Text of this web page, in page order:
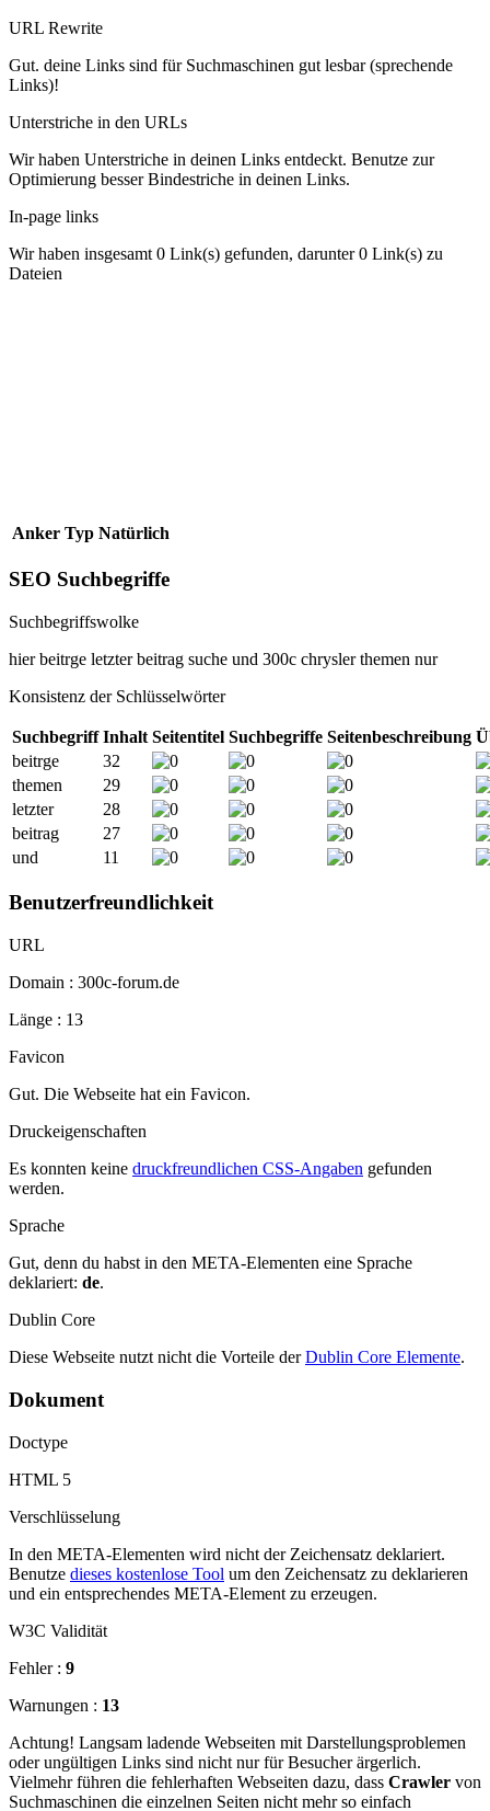
URL Rewrite
Gut. deine Links sind für Suchmaschinen gut lesbar (sprechende
Links)!
Unterstriche in den URLs
Wir haben Unterstriche in deinen Links entdeckt. Benutze zur
Optimierung besser Bindestriche in deinen Links.
In-page links
Wir haben insgesamt 0 Link(s) gefunden, darunter 0 Link(s) zu
Dateien
Anker Typ Natürlich
SEO Suchbegriffe
Suchbegriffswolke
hier beitrge letzter beitrag suche und 300c chrysler themen nur
Konsistenz der Schlüsselwörter
Suchbegriff Inhalt Seitentitel Suchbegriffe Seitenbeschreibung
beitrge
32
themen
29
letzter
28
beitrag
27
und
11
Benutzerfreundlichkeit
URL
Domain : 300c-forum.de
Länge : 13
Favicon
Gut. Die Webseite hat ein Favicon.
Druckeigenschaften
Es konnten keine druckfreundlichen CSS-Angaben gefunden
werden.
Sprache
Gut, denn du habst in den META-Elementen eine Sprache
deklariert: de.
Dublin Core
Diese Webseite nutzt nicht die Vorteile derDublin Core Elemente.
Dokument
Doctype
HTML 5
Verschlüsselung
In den META-Elementen wird nicht der Zeichensatz deklariert.
Benutze dieses kostenlose Tool um den Zeichensatz zu deklarieren
und ein entsprechendes META-Element zu erzeugen.
W3C Validität
Fehler : 9
Warnungen : 13
Achtung! Langsam ladende Webseiten mit Darstellungsproblemen
oder ungültigen Links sind nicht nur für Besucher ärgerlich.
Vielmehr führen die fehlerhaften Webseiten dazu, dass Crawler von
Suchmaschinen die einzelnen Seiten nicht mehr so einfach